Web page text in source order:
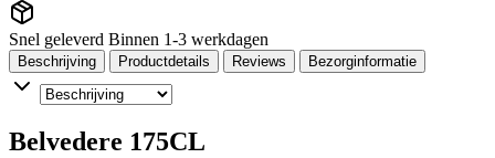
Snel geleverd Binnen 1-3 werkdagen
Beschrijving Productdetails Reviews Bezorginformatie
Belvedere 175CL